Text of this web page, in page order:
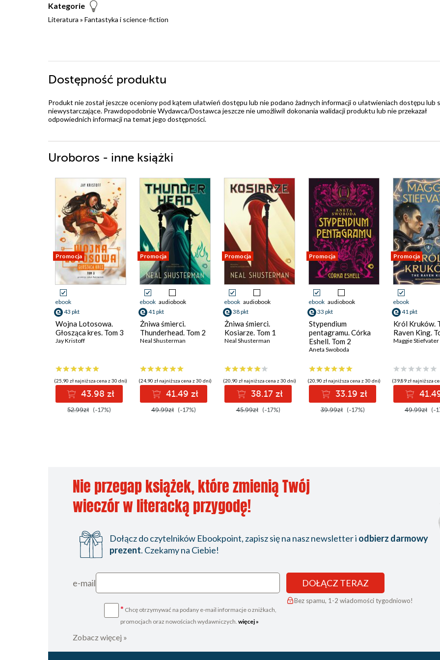
Kategorie
Literatura » Fantastyka i science-fiction
Dostępność produktu
Produkt nie został jeszcze oceniony pod kątem ułatwień dostępu lub nie podano żadnych informacji o ułatwieniach dostępu lub
niewystarczające. Prawdopodobnie Wydawca/Dostawca jeszcze nie umożliwił dokonania walidacji produktu lub nie przekazał
odpowiednich informacji na temat jego dostępności.
Uroboros - inne książki
Promocja
ebook
43 pkt
Wojna Lotosowa.
Głosząca kres. Tom 3
Jay Kristoff
(25,90 zł najniższa cena z 30 dni)
43.98 zł
52.99zł (-17%)
Promocja
ebook audiobook
41 pkt
Żniwa śmierci.
Thunderhead. Tom 2
Neal Shusterman
(24,90 zł najniższa cena z 30 dni)
41.49 zł
49.99zł (-17%)
Promocja
ebook audiobook
38 pkt
Żniwa śmierci.
Kosiarze. Tom 1
Neal Shusterman
(20,90 zł najniższa cena z 30 dni)
38.17 zł
45.99zł (-17%)
Promocja
ebook audiobook
33 pkt
Stypendium
pentagramu. Córka
Eshell. Tom 2
Aneta Swoboda
(20,90 zł najniższa cena z 30 dni)
33.19 zł
39.99zł (-17%)
Promocja
ebook
41 pkt
Król Kruków.
Raven King.
Maggie Stiefvater
(39,89 zł najniższa
49.99zł (-
Nie przegap książek, które zmienią Twój
wieczór w literacką przygodę!
Dołącz do czytelników Ebookpoint, zapisz się na nasz newsletter i odbierz darmowy
prezent. Czekamy na Ciebie!
e-mail
* Chcę otrzymywać na podany e-mail informacje o zniżkach,
promocjach oraz nowościach wydawniczych. więcej »
DOŁĄCZ TERAZ
Bez spamu, 1-2 wiadomości tygodniowo!
Zobacz więcej »